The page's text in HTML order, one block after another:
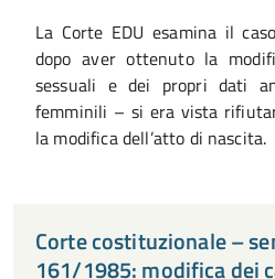
La Corte EDU esamina il
dopo aver ottenuto la
sessuali e dei propri dati
femminili – si era vista
la modifica dell’atto di nascita.
Corte costituzionale –
161/1985: modifica dei